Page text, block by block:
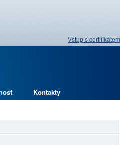
Vstup s certifikátem
Kontakty